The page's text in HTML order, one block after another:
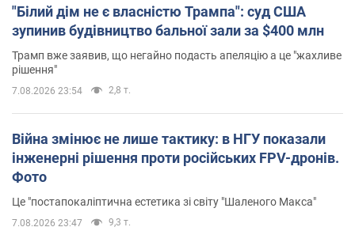
"Білий дім не є власністю Трампа": суд США
зупинив будівництво бальної зали за $400 млн
Трамп вже заявив, що негайно подасть апеляцію а це "жахливе
рішення"
7.08.2026 23:54 2,8 т.
Війна змінює не лише тактику: в НГУ показали
інженерні рішення проти російських FPV-дронів.
Фото
Це "постапокаліптична естетика зі світу "Шаленого Макса"
7.08.2026 23:47 9,3 т.